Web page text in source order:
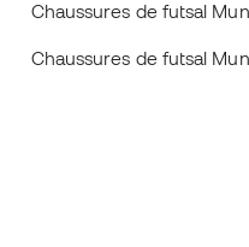
Chaussures de futsal
Chaussures de futsal